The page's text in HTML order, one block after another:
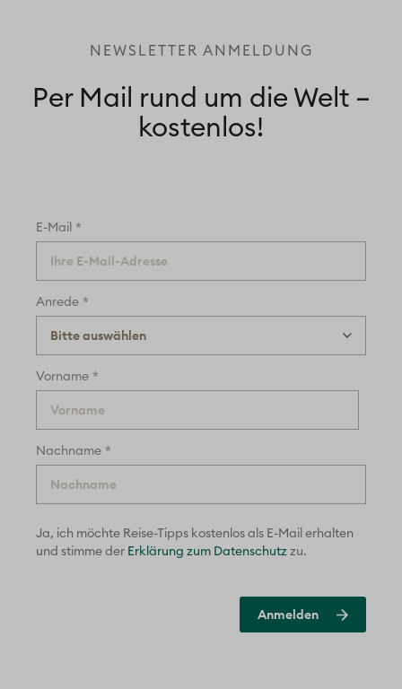
NEWSLETTER ANMELDUNG
Per Mail rund um die Welt –
kostenlos!
E-Mail *
Anrede *
Vorname *
Nachname *
Ja, ich möchte Reise-Tipps kostenlos als E-Mail erhalten
und stimme der Erklärung zum Datenschutz zu.